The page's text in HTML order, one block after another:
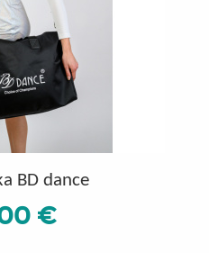
BD dance
€